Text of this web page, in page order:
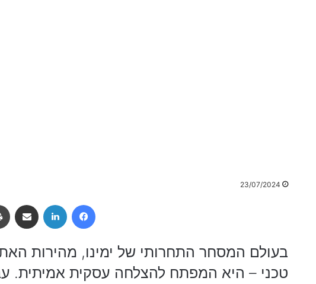
23/07/2024
Facebook
LinkedIn שיתוף באמצעות מייל
בעולם המסחר התחרותי של ימינו, מהירות
טכני – היא המפתח להצלחה עסקית אמיתית.